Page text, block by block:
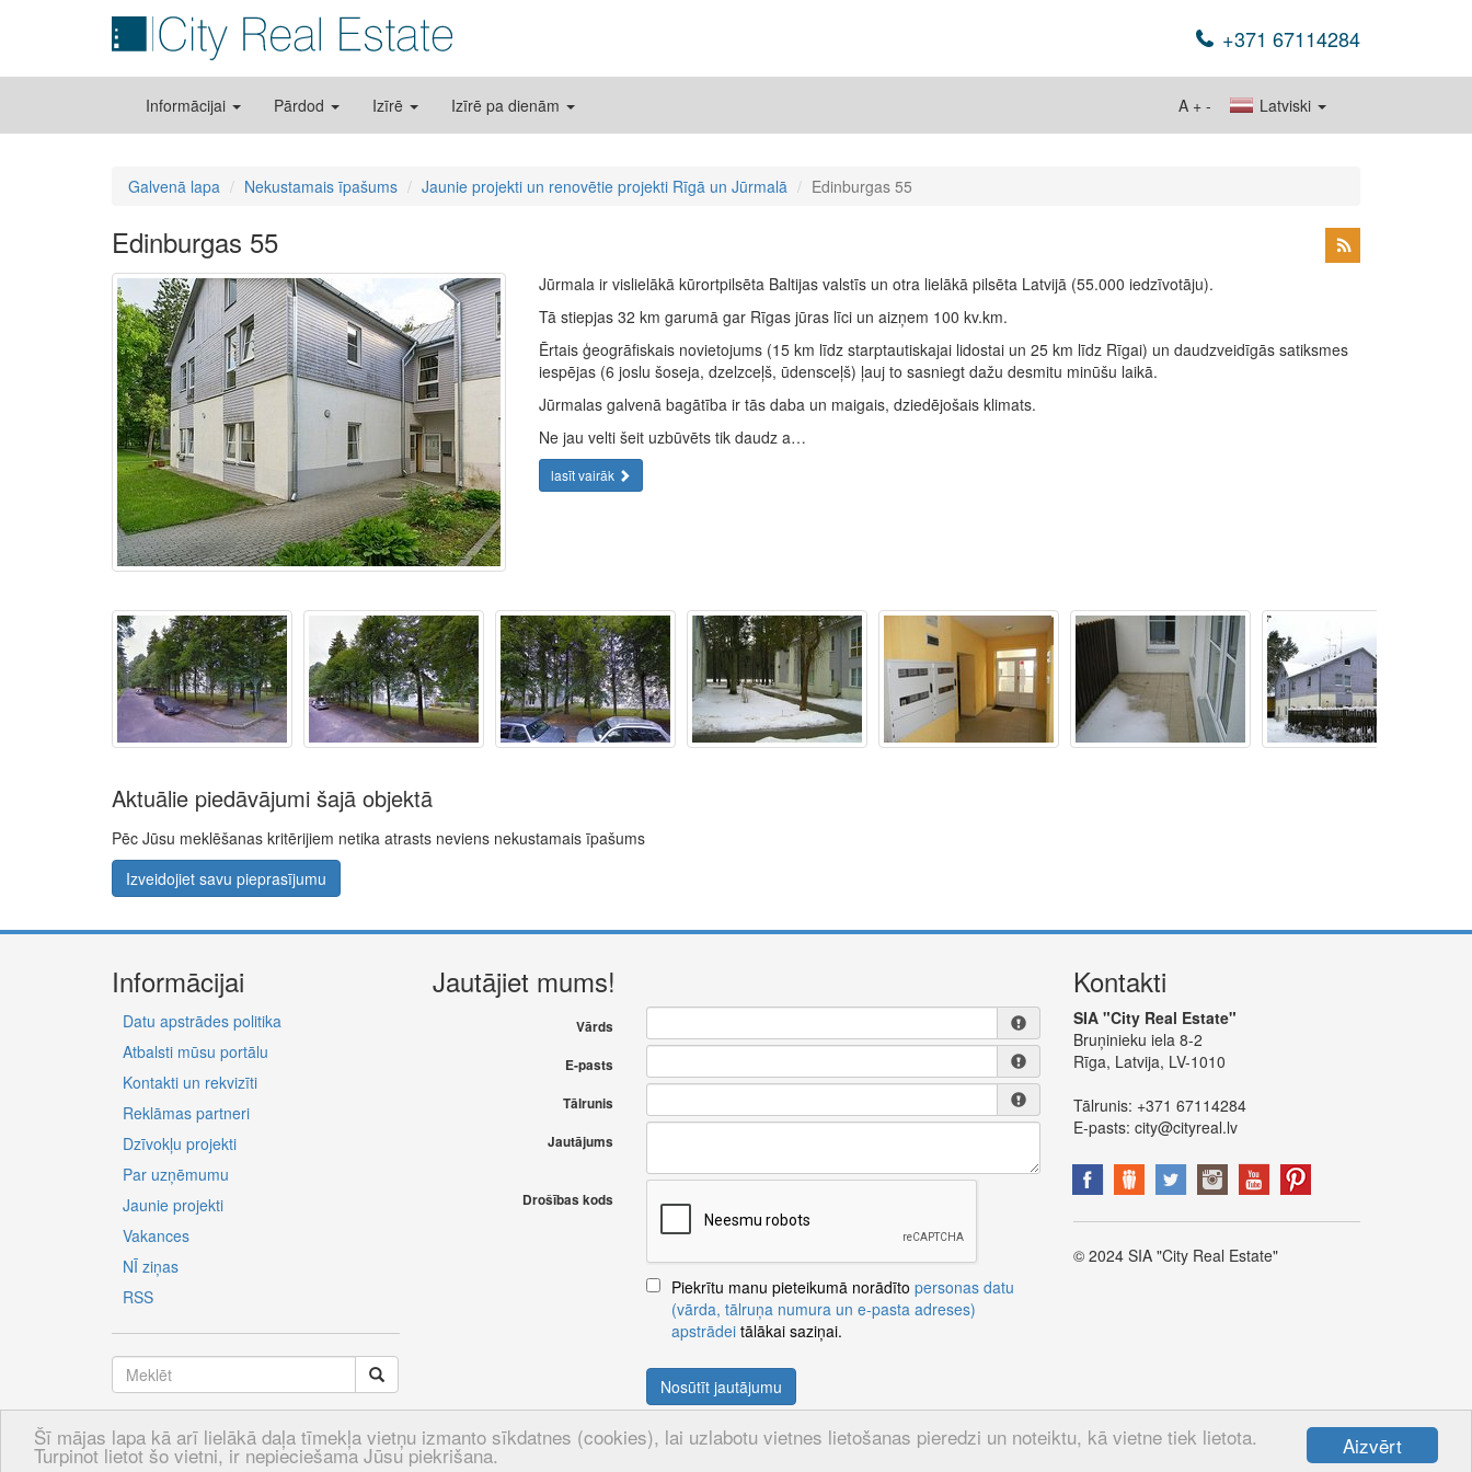
Aizvērt
Šī mājas lapa kā arī lielākā daļa tīmekļa vietņu izmanto sīkdatnes (cookies), lai uzlabotu vietnes lietošanas pieredzi un noteiktu, kā vietne tiek lietota.
Turpinot lietot šo vietni, ir nepieciešama Jūsu piekrišana.
+371 67114284
Informācijai Pārdod Izīrē Izīrē pa dienām Latviski
A + -
Galvenā lapa Nekustamais īpašums Jaunie projekti un renovētie projekti Rīgā un Jūrmalā Edinburgas 55
Edinburgas 55
Jūrmala ir vislielākā kūrortpilsēta Baltijas valstīs un otra lielākā pilsēta Latvijā (55.000 iedzīvotāju).
Tā stiepjas 32 km garumā gar Rīgas jūras līci un aizņem 100 kv.km.
Ērtais ģeogrāfiskais novietojums (15 km līdz starptautiskajai lidostai un 25 km līdz Rīgai) un daudzveidīgās satiksmes
iespējas (6 joslu šoseja, dzelzceļš, ūdensceļš) ļauj to sasniegt dažu desmitu minūšu laikā.
Jūrmalas galvenā bagātība ir tās daba un maigais, dziedējošais klimats.
Ne jau velti šeit uzbūvēts tik daudz a…
lasīt vairāk
Aktuālie piedāvājumi šajā objektā
Pēc Jūsu meklēšanas kritērijiem netika atrasts neviens nekustamais īpašums
Izveidojiet savu pieprasījumu
Informācijai
Datu apstrādes politika
Atbalsti mūsu portālu
Kontakti un rekvizīti
Reklāmas partneri
Dzīvokļu projekti
Par uzņēmumu
Jaunie projekti
Vakances
NĪ ziņas
RSS
LV RU EN
Jautājiet mums!
Vārds
E-pasts
Tālrunis
Jautājums
Drošības kods
Piekrītu manu pieteikumā norādīto personas datu
(vārda, tālruņa numura un e-pasta adreses)
apstrādeitālākai saziņai.
Nosūtīt jautājumu
Kontakti
SIA "City Real Estate"
Bruņinieku iela 8-2
Rīga, Latvija, LV-1010
Tālrunis: +371 67114284
E-pasts: city@cityreal.lv
© 2024 SIA "City Real Estate"